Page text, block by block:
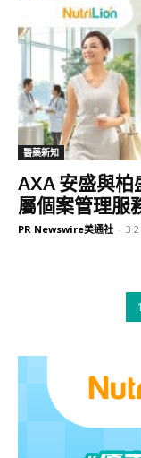
醫藥新知
AXA 安盛與
屬個案管理服
PR Newswire美通社 - 3
1